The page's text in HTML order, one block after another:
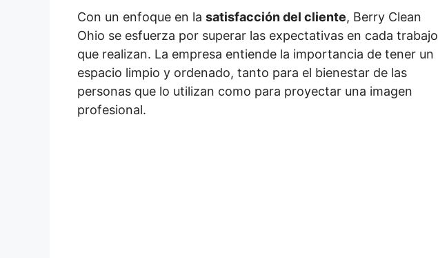
Con un enfoque en la satisfacción del cliente, Berry Clean
Ohio se esfuerza por superar las expectativas en cada trabajo
que realizan. La empresa entiende la importancia de tener un
espacio limpio y ordenado, tanto para el bienestar de las
personas que lo utilizan como para proyectar una imagen
profesional.